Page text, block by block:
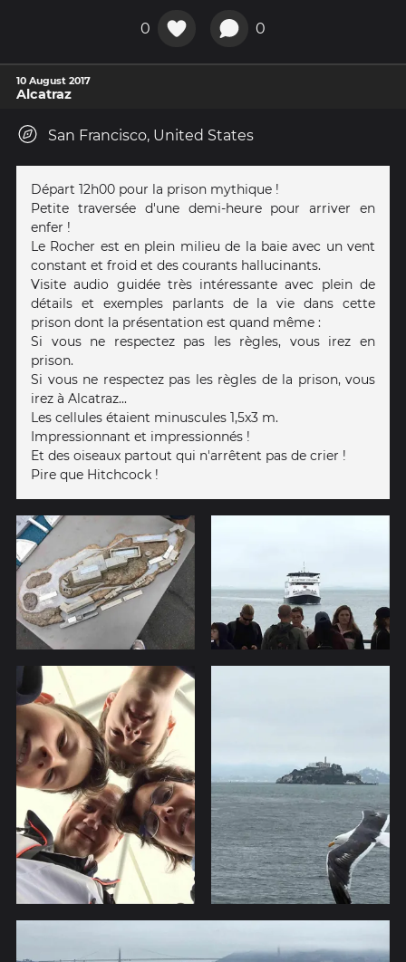
0 0
10 August 2017
Alcatraz
San Francisco, United States
Départ 12h00 pour la prison mythique !
Petite traversée d'une demi-heure pour arriver en
enfer !
Le Rocher est en plein milieu de la baie avec un vent
constant et froid et des courants hallucinants.
Visite audio guidée très intéressante avec plein de
détails et exemples parlants de la vie dans cette
prison dont la présentation est quand même :
Si vous ne respectez pas les règles, vous irez en
prison.
Si vous ne respectez pas les règles de la prison, vous
irez à Alcatraz...
Les cellules étaient minuscules 1,5x3 m.
Impressionnant et impressionnés !
Et des oiseaux partout qui n'arrêtent pas de crier !
Pire que Hitchcock !